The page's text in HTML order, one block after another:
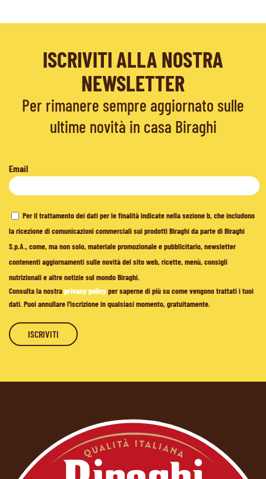
ISCRIVITI ALLA NOSTRA
NEWSLETTER
Per rimanere sempre aggiornato sulle
ultime novità in casa Biraghi
Email
Per il trattamento dei dati per le finalità indicate nella sezione b, che includono
la ricezione di comunicazioni commerciali sui prodotti Biraghi da parte di Biraghi
S.p.A., come, ma non solo, materiale promozionale e pubblicitario, newsletter
contenenti aggiornamenti sulle novità del sito web, ricette, menù, consigli
nutrizionali e altre notizie sul mondo Biraghi.
Consulta la nostraprivacy policyper saperne di più su come vengono trattati i tuoi
dati. Puoi annullare l'iscrizione in qualsiasi momento, gratuitamente.